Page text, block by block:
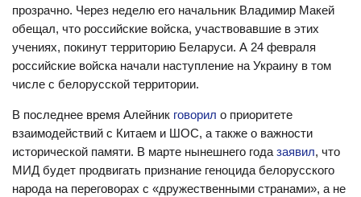
прозрачно. Через неделю его начальник Владимир Макей
обещал, что российские войска, участвовавшие в этих
учениях, покинут территорию Беларуси. А 24 февраля
российские войска начали наступление на Украину в том
числе с белорусской территории.
В последнее время Алейник говорил о приоритете
взаимодействий с Китаем и ШОС, а также о важности
исторической памяти. В марте нынешнего года заявил, что
МИД будет продвигать признание геноцида белорусского
народа на переговорах с «дружественными странами», а не